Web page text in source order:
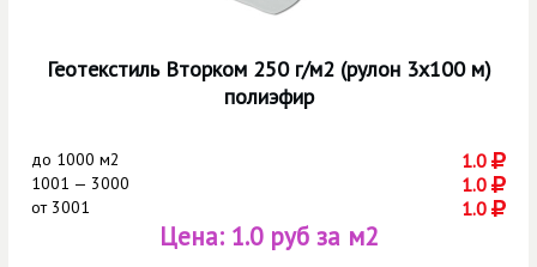
Геотекстиль Вторком 250 г/м2 (рулон 3х100 м)
полиэфир
до 1000 м2 1.0
1001 — 3000 1.0
от3001 1.0
Цена: 1.0 руб за м2